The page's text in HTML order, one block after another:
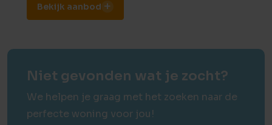
Bekijk aanbod
Niet gevonden wat je zocht?
We helpen je graag met het zoeken naar de
perfecte woning voor jou!